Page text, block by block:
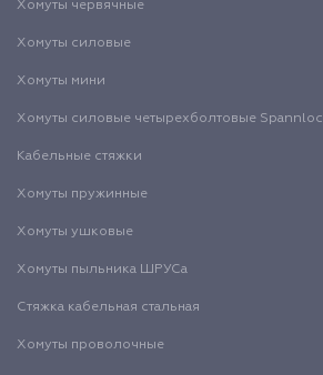
Хомуты червячные
Хомуты силовые
Хомуты мини
Хомуты силовые четырехболтовые Spannloc
Кабельные стяжки
Хомуты пружинные
Хомуты ушковые
Хомуты пыльника ШРУСа
Стяжка кабельная стальная
Хомуты проволочные